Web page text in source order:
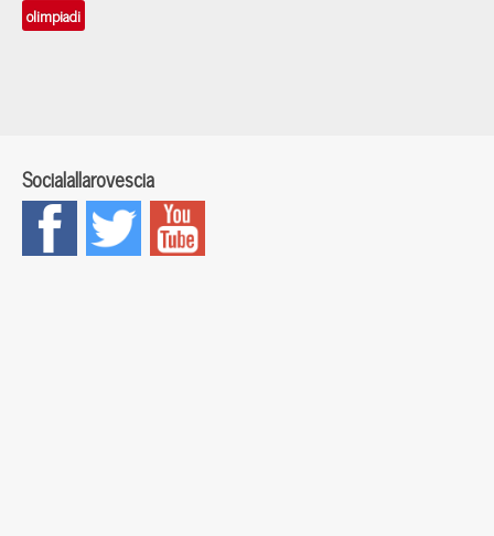
olimpiadi
Socialallarovescia